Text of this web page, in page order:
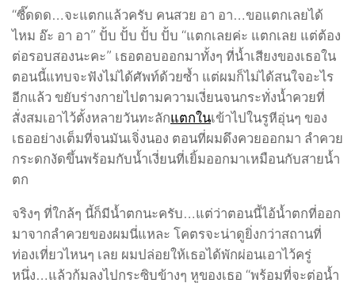
“ซี๊ดดด…จะแตกแล้วครับ คนสวย อา อา…ขอแตกเลยได้
ไหม อ๊ะ อา อา” ปั้บ ปั้บ ปั้บ ปั้บ “แตกเลยค่ะ แตกเลย แต่ต้อง
ต่อรอบสองนะคะ” เธอตอบออกมาทั้งๆ ที่น้ำเสียงของเธอใน
ตอนนี้แทบจะฟังไม่ได้ศัพท์ด้วยซ้ำ แต่ผมก็ไม่ได้สนใจอะไร
อีกแล้ว ขยับร่างกายไปตามความเงี่ยนจนกระทั่งน้ำควยที่
สั่งสมเอาไว้ตั้งหลายวันทะลักแตกในเข้าไปในรูหีอุ่นๆ ของ
เธออย่างเต็มที่จนมันเจิ่งนอง ตอนที่ผมดึงควยออกมา ลำควย
กระดกงัดขึ้นพร้อมกับน้ำเงี่ยนที่เยิ้มออกมาเหมือนกับสายน้ำ
ตก
จริงๆ ที่ใกล้ๆ นี้ก็มีน้ำตกนะครับ…แต่ว่าตอนนี้ไอ้น้ำตกที่ออก
มาจากลำควยของผมนี่แหละ โคตรจะน่าดูยิ่งกว่าสถานที่
ท่องเที่ยวไหนๆ เลย ผมปล่อยให้เธอได้พักผ่อนเอาไว้ครู่
หนึ่ง…แล้วก้มลงไปกระซิบข้างๆ หูของเธอ “พร้อมที่จะต่อน้ำ